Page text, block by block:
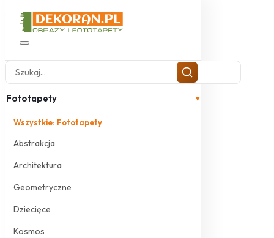
Fototapety ▾
Wszystkie: Fototapety
Abstrakcja
Architektura
Geometryczne
Dziecięce
Kosmos